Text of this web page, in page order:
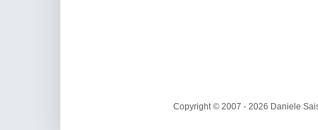
Copyright © 2007 - 2026 Daniele